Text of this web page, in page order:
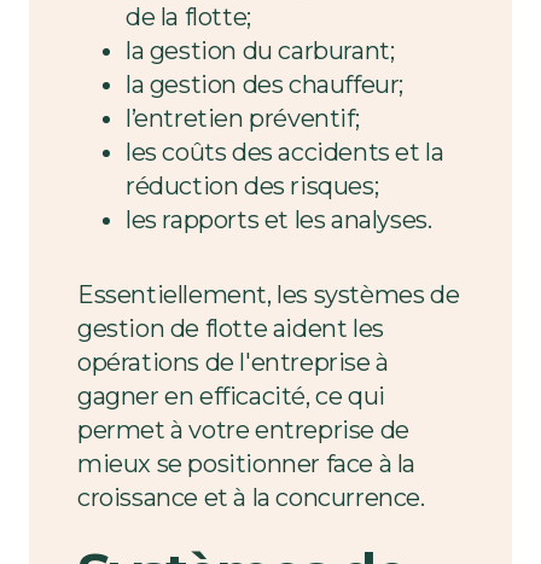
de la flotte;
la gestion du carburant;
la gestion des chauffeur;
l’entretien préventif;
les coûts des accidents et la
réduction des risques;
les rapports et les analyses.
Essentiellement, les systèmes de
gestion de flotte aident les
opérations de l'entreprise à
gagner en efficacité, ce qui
permet à votre entreprise de
mieux se positionner face à la
croissance et à la concurrence.